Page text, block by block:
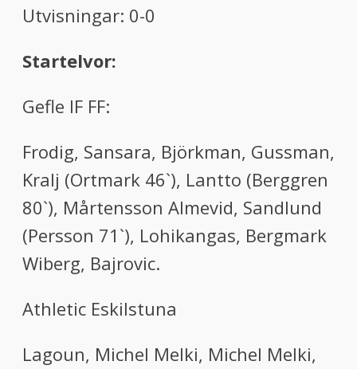
Utvisningar: 0-0
Startelvor:
Gefle IF FF:
Frodig, Sansara, Björkman, Gussman,
Kralj (Ortmark 46`), Lantto (Berggren
80`), Mårtensson Almevid, Sandlund
(Persson 71`), Lohikangas, Bergmark
Wiberg, Bajrovic.
Athletic Eskilstuna
Lagoun, Michel Melki, Michel Melki,